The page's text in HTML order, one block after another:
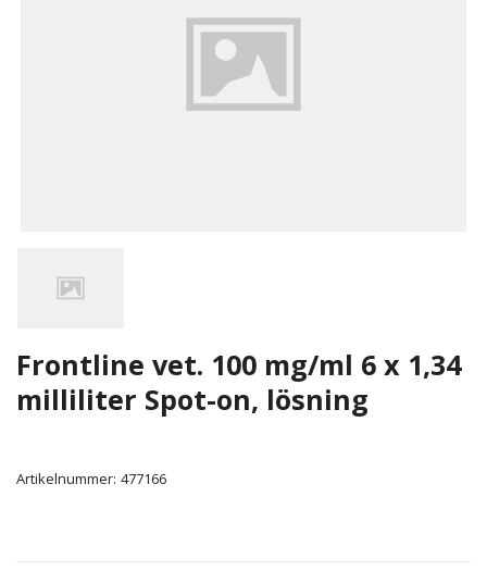
Frontline vet. 100 mg/ml 6 x 1,34
milliliter Spot-on, lösning
Artikelnummer: 477166